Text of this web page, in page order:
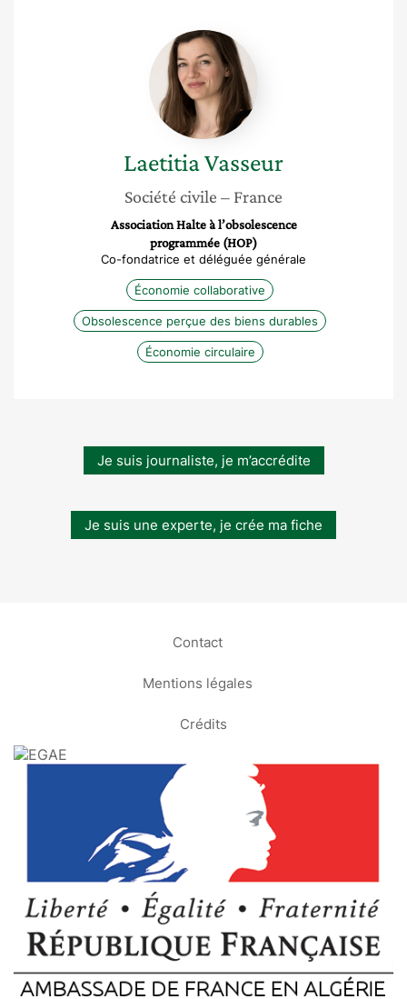
Laetitia
Vasseur
LaetitiaVasseur
Société civile – France
Association Halte à l’obsolescence
programmée (HOP)
Co-fondatrice et déléguée générale
Économie collaborative
Obsolescence perçue des biens durables
Économie circulaire
Je suis journaliste, je m’accrédite
Je suis une experte, je crée ma fiche
Contact
Mentions légales
Crédits